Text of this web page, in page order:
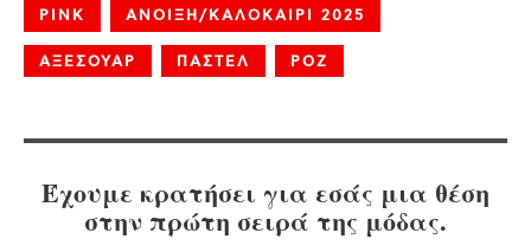
PINK ΑΝΟΙΞΗ/ΚΑΛΟΚΑΙΡΙ 2025
ΑΞΕΣΟΥΑΡ ΠΑΣΤΕΛ ΡΟΖ
Έχουμε κρατήσει για εσάς μια θέση
στην πρώτη σειρά της μόδας.